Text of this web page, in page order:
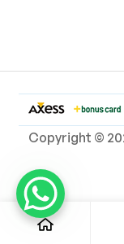
Copyright ©